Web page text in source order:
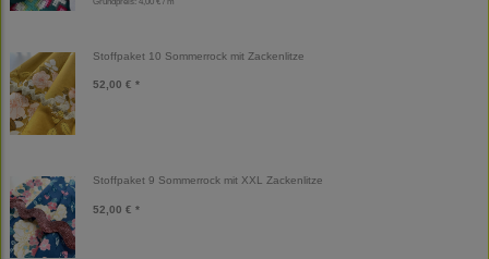
Stoffpaket 10 Sommerrock mit Zackenlitze
52,00 € *
Stoffpaket 9 Sommerrock mit XXL Zackenlitze
52,00 € *